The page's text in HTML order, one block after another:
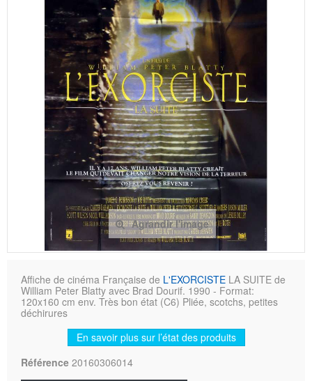
Agrandir l'image
Affiche de cinéma Française de L'EXORCISTE LA SUITE de
William Peter Blatty avec Brad Dourif. 1990 - Format:
120x160 cm env. Très bon état (C6) Pliée, scotchs, petites
déchirures
En savoir plus sur l’état des produits
Référence 20160306014